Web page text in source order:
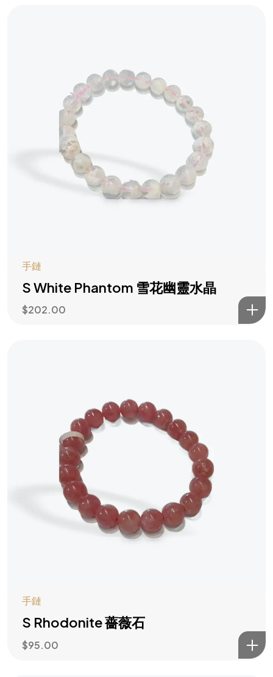
手鏈
S White Phantom 雪花幽靈水晶
$202.00
手鏈
S Rhodonite 薔薇石
$95.00